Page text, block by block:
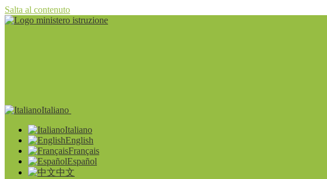
Salta al contenuto
Italiano
Italiano
English
Français
Español
中文